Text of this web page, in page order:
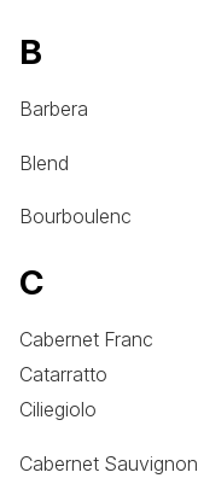
B
Barbera
Blend
Bourboulenc
C
Cabernet Franc
Catarratto
Ciliegiolo
Cabernet Sauvignon